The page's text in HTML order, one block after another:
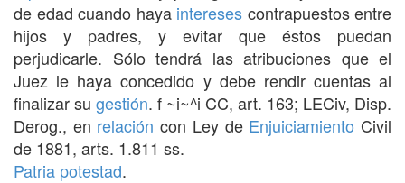
de edad cuando haya intereses contrapuestos entre
hijos y padres, y evitar que éstos puedan
perjudicarle. Sólo tendrá las atribuciones que el
Juez le haya concedido y debe rendir cuentas al
finalizar su gestión. f ~i~^i CC, art. 163; LECiv, Disp.
Derog., en relación con Ley de Enjuiciamiento Civil
de 1881, arts. 1.811 ss.
Patria potestad.